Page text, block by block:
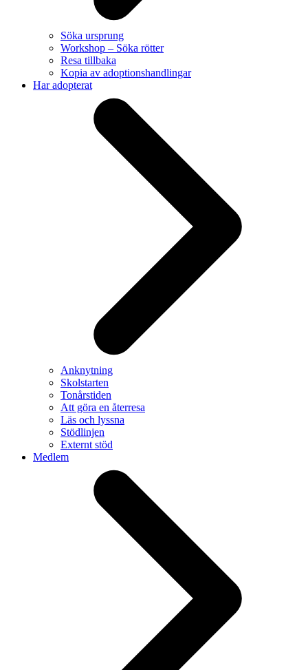
Söka ursprung
Workshop – Söka rötter
Resa tillbaka
Kopia av adoptionshandlingar
Har adopterat
Anknytning
Skolstarten
Tonårstiden
Att göra en återresa
Läs och lyssna
Stödlinjen
Externt stöd
Medlem